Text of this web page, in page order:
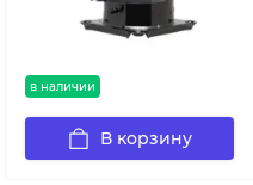
в наличии
В корзину